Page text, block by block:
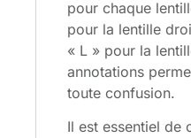
pour chaque
pour la lentille
« L » pour la
annotations
toute confusion.
Il est essentiel de